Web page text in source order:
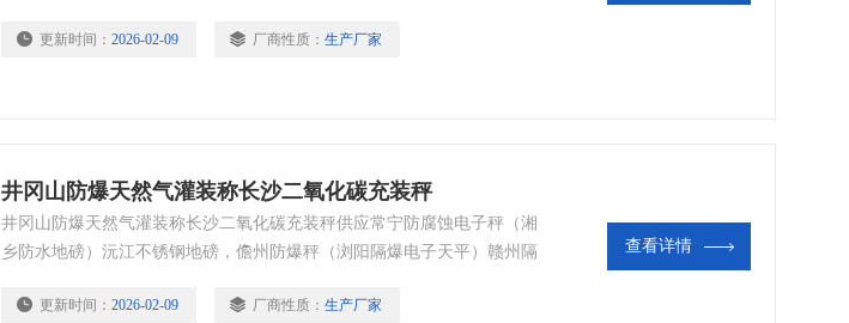
全监督检查站鉴定合格。
更新时间： 2026-02-09 厂商性质： 生产厂家
井冈山防爆天然气灌装称长沙二氧化碳充装秤
井冈山防爆天然气灌装称长沙二氧化碳充装秤供应常宁防腐蚀电子秤（湘
乡防水地磅）沅江不锈钢地磅，儋州防爆秤（浏阳隔爆电子天平）赣州隔
更新时间： 2026-02-09 厂商性质： 生产厂家
查看详情